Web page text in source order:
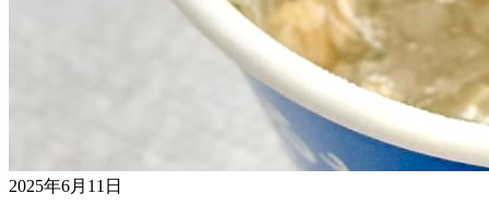
2025年6月11日